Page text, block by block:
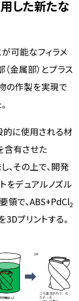
した新たな
可能なフィラメ
金属部）とプラス
の作製を実現で
的に使用される材
含有させた
、その上で、開発
をデュアルノズル
領で、ABS+PdCl2
プリントする。